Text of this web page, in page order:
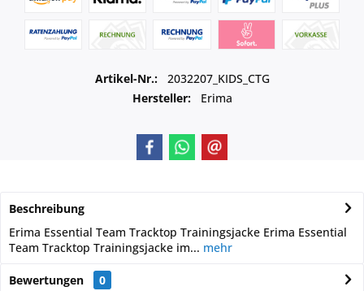
Artikel-Nr.:
2032207_KIDS_CTG
Hersteller:
Erima
Beschreibung
Erima Essential Team Tracktop Trainingsjacke Erima Essential
Team Tracktop Trainingsjacke im... mehr
Bewertungen
0